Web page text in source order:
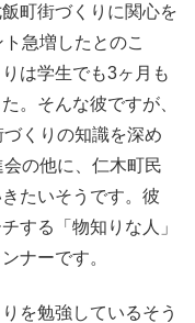
町街づくりに関心を
急増したとのこ
は学生でも3ヶ月も
。そんな彼ですが、
くりの知識を深め
の他に、仁木町民
たいそうです。彼
する「物知りな人」
ナーです。
を勉強しているそう